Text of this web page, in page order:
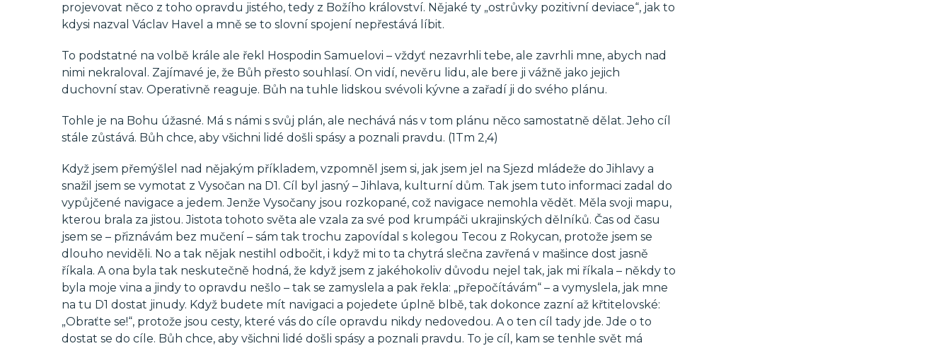
projevovat něco z toho opravdu jistého, tedy z Božího království. Nějaké ty „ostrůvky pozitivní deviace“, jak to
kdysi nazval Václav Havel a mně se to slovní spojení nepřestává líbit.
To podstatné na volbě krále ale řekl Hospodin Samuelovi – vždyť nezavrhli tebe, ale zavrhli mne, abych nad
nimi nekraloval. Zajímavé je, že Bůh přesto souhlasí. On vidí, nevěru lidu, ale bere ji vážně jako jejich
duchovní stav. Operativně reaguje. Bůh na tuhle lidskou svévoli kývne a zařadí ji do svého plánu.
Tohle je na Bohu úžasné. Má s námi s svůj plán, ale nechává nás v tom plánu něco samostatně dělat. Jeho cíl
stále zůstává. Bůh chce, aby všichni lidé došli spásy a poznali pravdu. (1Tm 2,4)
Když jsem přemýšlel nad nějakým příkladem, vzpomněl jsem si, jak jsem jel na Sjezd mládeže do Jihlavy a
snažil jsem se vymotat z Vysočan na D1. Cíl byl jasný – Jihlava, kulturní dům. Tak jsem tuto informaci zadal do
vypůjčené navigace a jedem. Jenže Vysočany jsou rozkopané, což navigace nemohla vědět. Měla svoji mapu,
kterou brala za jistou. Jistota tohoto světa ale vzala za své pod krumpáči ukrajinských dělníků. Čas od času
jsem se – přiznávám bez mučení – sám tak trochu zapovídal s kolegou Tecou z Rokycan, protože jsem se
dlouho neviděli. No a tak nějak nestihl odbočit, i když mi to ta chytrá slečna zavřená v mašince dost jasně
říkala. A ona byla tak neskutečně hodná, že když jsem z jakéhokoliv důvodu nejel tak, jak mi říkala – někdy to
byla moje vina a jindy to opravdu nešlo – tak se zamyslela a pak řekla: „přepočítávám“ – a vymyslela, jak mne
na tu D1 dostat jinudy. Když budete mít navigaci a pojedete úplně blbě, tak dokonce zazní až křtitelovské:
„Obraťte se!“, protože jsou cesty, které vás do cíle opravdu nikdy nedovedou. A o ten cíl tady jde. Jde o to
dostat se do cíle. Bůh chce, aby všichni lidé došli spásy a poznali pravdu. To je cíl, kam se tenhle svět má